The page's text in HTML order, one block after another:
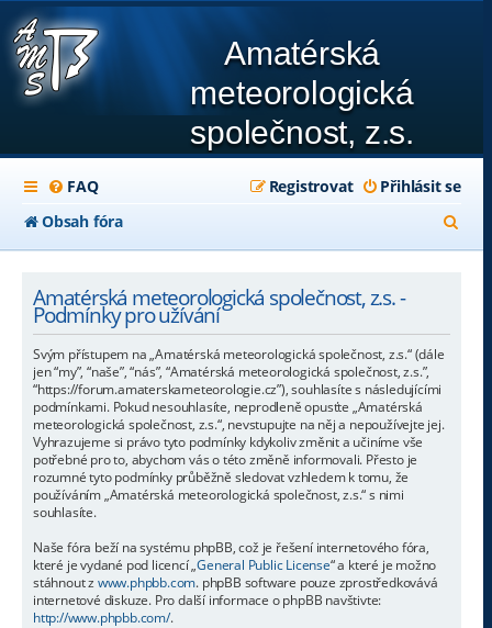
Amatérská
meteorologická
společnost, z.s.
FAQ Přihlásit se
Registrovat
Obsah fóra
l
Amatérská meteorologická společnost, z.s. -
Podmínky pro užívání
Svým přístupem na „Amatérská meteorologická společnost, z.s.“ (dále
jen “my”, “naše”, “nás”, “Amatérská meteorologická společnost, z.s.”,
“https://forum.amaterskameteorologie.cz”), souhlasíte s následujícími
podmínkami. Pokud nesouhlasíte, neprodleně opusťte „Amatérská
meteorologická společnost, z.s.“, nevstupujte na něj a nepoužívejte jej.
Vyhrazujeme si právo tyto podmínky kdykoliv změnit a učiníme vše
potřebné pro to, abychom vás o této změně informovali. Přesto je
rozumné tyto podmínky průběžně sledovat vzhledem k tomu, že
používáním „Amatérská meteorologická společnost, z.s.“ s nimi
souhlasíte.
Naše fóra beží na systému phpBB, což je řešení internetového fóra,
které je vydané pod licencí „General Public License“ a které je možno
stáhnout z www.phpbb.com. phpBB software pouze zprostředkovává
internetové diskuze. Pro další informace o phpBB navštivte:
http://www.phpbb.com/.